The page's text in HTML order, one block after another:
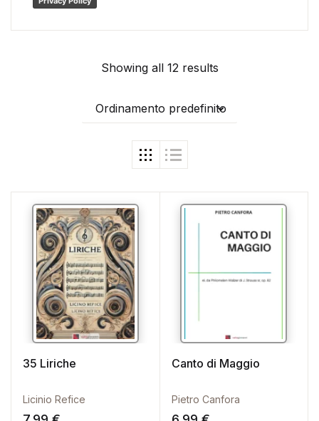
Showing all 12 results
Ordinamento predefinito
35 Liriche
Licinio Refice
Canto di Maggio
Pietro Canfora